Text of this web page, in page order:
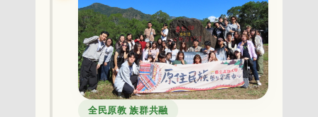
全民原教 族群共融